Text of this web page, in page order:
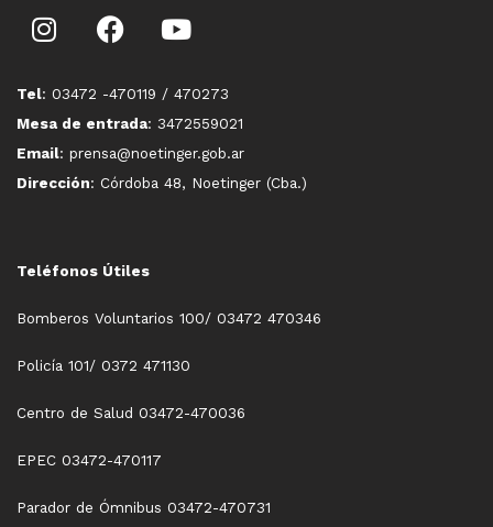
Tel: 03472 -470119 / 470273
Mesa de entrada: 3472559021
Email: prensa@noetinger.gob.ar
Dirección: Córdoba 48, Noetinger (Cba.)
Teléfonos Útiles
Bomberos Voluntarios 100/ 03472 470346
Policía 101/ 0372 471130
Centro de Salud 03472-470036
EPEC 03472-470117
Parador de Ómnibus 03472-470731